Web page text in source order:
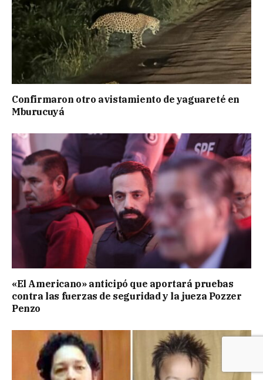
Confirmaron otro avistamiento de yaguareté en
Mburucuyá
«El Americano» anticipó que aportará pruebas
contra las fuerzas de seguridad y la jueza Pozzer
Penzo